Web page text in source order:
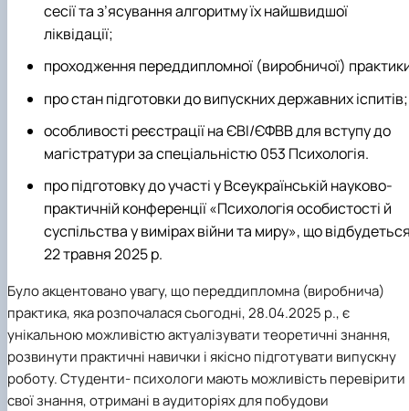
сесії та з’ясування алгоритму їх найшвидшої
ліквідації;
проходження переддипломної (виробничої)
про стан підготовки до випускних державних іспитів;
особливості реєстрації на ЄВІ/ЄФВВ для вступу до
магістратури за спеціальністю 053 Психологія.
про підготовку до участі у Всеукраїнській науково-
практичній конференції «Психологія особистості й
суспільства у вимірах війни та миру», що
22 травня 2025 р.
Було акцентовано увагу, що переддипломна (виробнича)
практика, яка розпочалася сьогодні, 28.04.2025 р., є
унікальною можливістю актуалізувати теоретичні знання,
розвинути практичні навички і якісно підготувати випускну
роботу. Студенти- психологи мають можливість перевірити
свої знання, отримані в аудиторіях для побудови